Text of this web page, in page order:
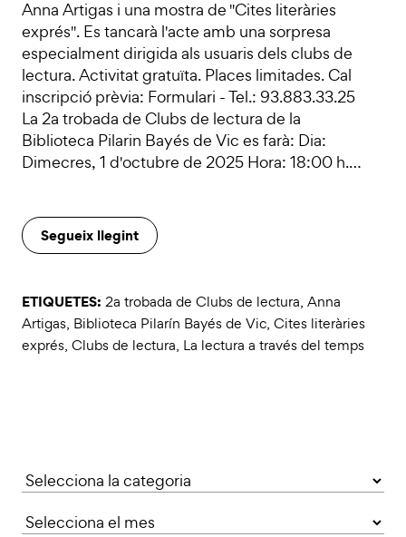
Anna Artigas i una mostra de "Cites literàries
exprés". Es tancarà l'acte amb una sorpresa
especialment dirigida als usuaris dels clubs de
lectura. Activitat gratuïta. Places limitades. Cal
inscripció prèvia: Formulari - Tel.: 93.883.33.25
La 2a trobada de Clubs de lectura de la
Biblioteca Pilarin Bayés de Vic es farà: Dia:
Dimecres, 1 d'octubre de 2025 Hora: 18:00 h.…
Segueix llegint
ETIQUETES: 2a trobada de Clubs de lectura, Anna
Artigas, Biblioteca Pilarín Bayés de Vic, Cites literàries
exprés, Clubs de lectura, La lectura a través del temps
Categories